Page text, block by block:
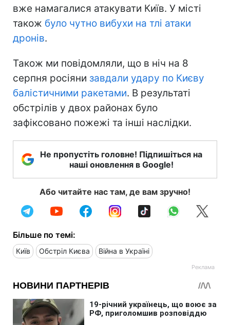
вже намагалися атакувати Київ. У місті
також було чутно вибухи на тлі атаки
дронів.
Також ми повідомляли, що в ніч на 8
серпня росіяни завдали удару по Києву
балістичними ракетами. В результаті
обстрілів у двох районах було
зафіксовано пожежі та інші наслідки.
Не пропустіть головне! Підпишіться на
наші оновлення в Google!
Або читайте нас там, де вам зручно!
Більше по темі:
Київ Обстріл Києва Війна в Україні